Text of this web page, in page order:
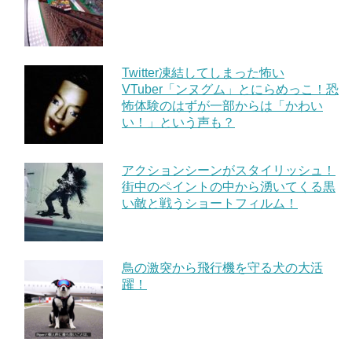
Twitter凍結してしまった怖い
VTuber「ンヌグム」とにらめっこ！恐
怖体験のはずが一部からは「かわい
い！」という声も？
アクションシーンがスタイリッシュ！
街中のペイントの中から湧いてくる黒
い敵と戦うショートフィルム！
鳥の激突から飛行機を守る犬の大活
躍！